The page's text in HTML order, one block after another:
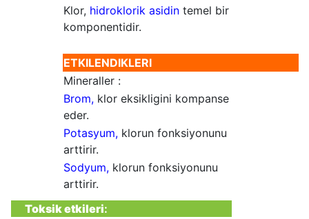
Klor, hidroklorik asidin temel bir
komponentidir.
ETKILENDIKLERI
Mineraller :
Brom, klor eksikligini kompanse
eder.
Potasyum, klorun fonksiyonunu
arttirir.
Sodyum, klorun fonksiyonunu
arttirir.
Toksik etkileri: